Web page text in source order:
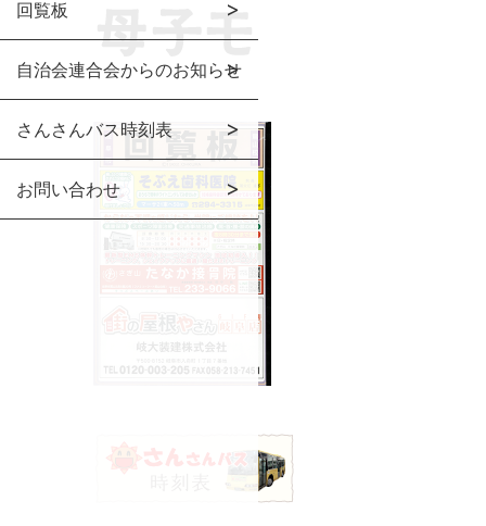
回覧板
自治会連合会からのお知らせ
さんさんバス時刻表
お問い合わせ